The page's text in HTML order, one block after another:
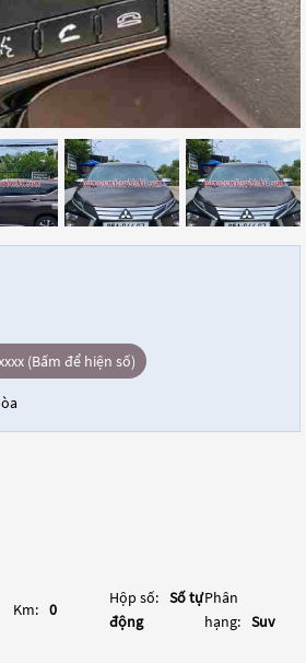
(Bấm để hiện số)
Km: 0
Hộp số: Số tự
động
Phân
hạng: Suv